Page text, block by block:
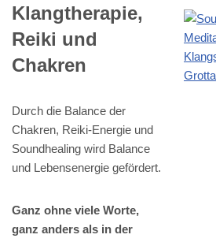
Klangtherapie,
Reiki und
Chakren
Durch die Balance der
Chakren, Reiki-Energie und
Soundhealing wird Balance
und Lebensenergie gefördert.
Ganz ohne viele Worte,
ganz anders als in der